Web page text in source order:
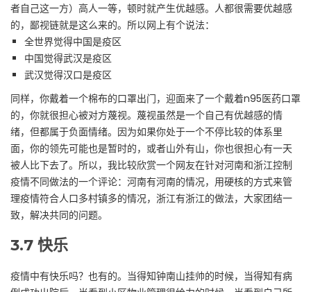
者自己这一方）高人一等，顿时就产生优越感。人都很需要优越感
的，鄙视链就是这么来的。所以网上有个说法：
全世界觉得中国是疫区
中国觉得武汉是疫区
武汉觉得汉口是疫区
同样，你戴着一个棉布的口罩出门，迎面来了一个戴着n95医药口罩
的，你就很担心被对方蔑视。蔑视虽然是一个自己有优越感的情
绪，但都属于负面情绪。因为如果你处于一个不停比较的体系里
面，你的领先可能也是暂时的，或者山外有山，你也很担心有一天
被人比下去了。所以，我比较欣赏一个网友在针对河南和浙江控制
疫情不同做法的一个评论：河南有河南的情况，用硬核的方式来管
理疫情符合人口多村镇多的情况，浙江有浙江的做法，大家团结一
致，解决共同的问题。
3.7 快乐
疫情中有快乐吗？也有的。当得知钟南山挂帅的时候，当得知有病